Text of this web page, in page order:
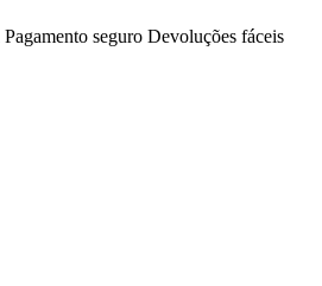
Pagamento seguro Devoluções fáceis